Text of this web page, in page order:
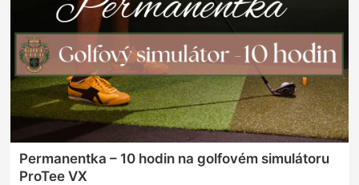
Permanentka – 10 hodin na golfovém simulátoru
ProTee VX